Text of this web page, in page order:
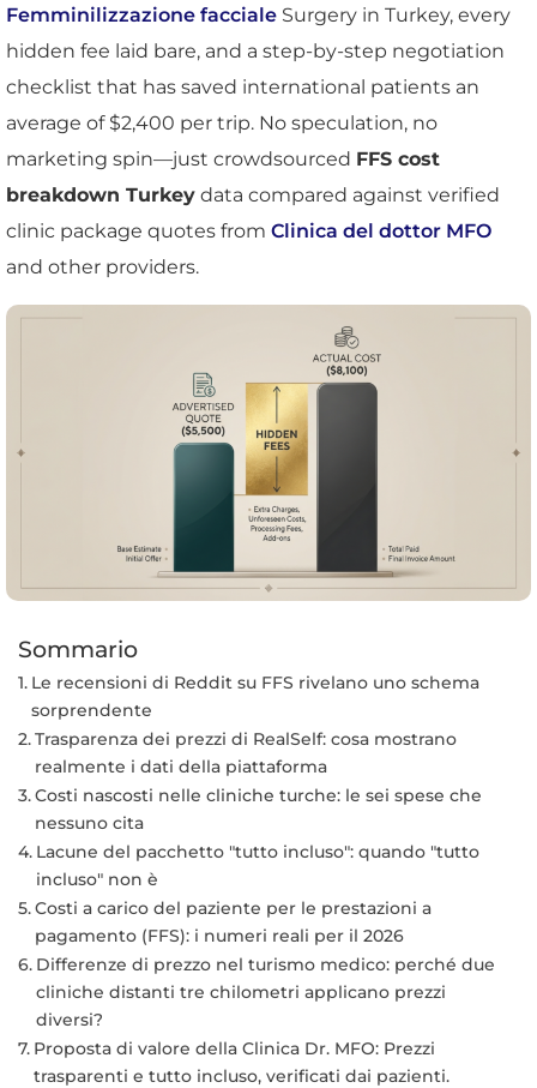
Femminilizzazione facciale Surgery in Turkey, every
hidden fee laid bare, and a step-by-step negotiation
checklist that has saved international patients an
average of $2,400 per trip. No speculation, no
marketing spin—just crowdsourced FFS cost
breakdown Turkey data compared against verified
clinic package quotes from Clinica del dottor MFO
and other providers.
Sommario
Le recensioni di Reddit su FFS rivelano uno schema
sorprendente
Trasparenza dei prezzi di RealSelf: cosa mostrano
realmente i dati della piattaforma
Costi nascosti nelle cliniche turche: le sei spese che
nessuno cita
Lacune del pacchetto "tutto incluso": quando "tutto
incluso" non è
Costi a carico del paziente per le prestazioni a
pagamento (FFS): i numeri reali per il 2026
Differenze di prezzo nel turismo medico: perché due
cliniche distanti tre chilometri applicano prezzi
diversi?
Proposta di valore della Clinica Dr. MFO: Prezzi
trasparenti e tutto incluso, verificati dai pazienti.